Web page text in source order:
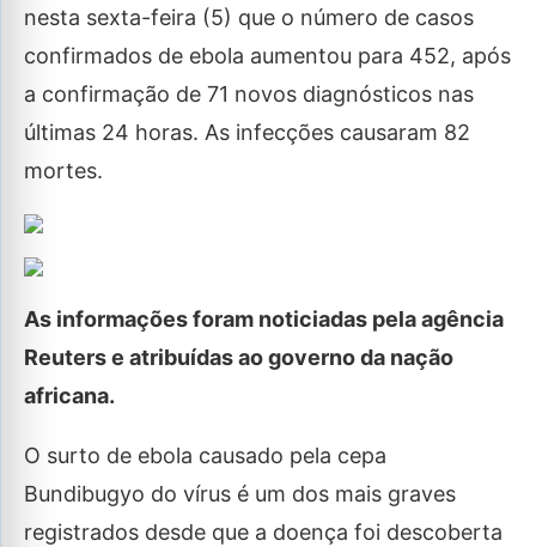
nesta sexta-feira (5) que o número de casos
confirmados de ebola aumentou para 452, após
a confirmação de 71 novos diagnósticos nas
últimas 24 horas. As infecções causaram 82
mortes.
As informações foram noticiadas pela agência
Reuters e atribuídas ao governo da nação
africana.
O surto de ebola causado pela cepa
Bundibugyo do vírus é um dos mais graves
registrados desde que a doença foi descoberta